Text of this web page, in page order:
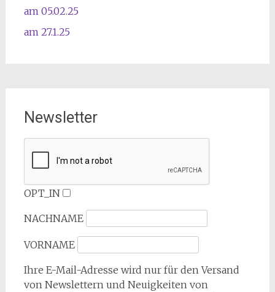
am 05.02.25
am 27.1.25
Newsletter
OPT_IN
NACHNAME
VORNAME
Ihre E-Mail-Adresse wird nur für den Versand
von Newslettern und Neuigkeiten von